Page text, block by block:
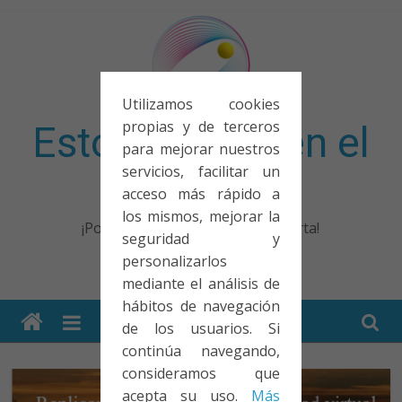
Utilizamos cookies
propias y de terceros
para mejorar nuestros
servicios, facilitar un
acceso más rápido a
los mismos, mejorar la
seguridad y
personalizarlos
mediante el análisis de
hábitos de navegación
de los usuarios. Si
continúa navegando,
consideramos que
acepta su uso. Más
Esto no entra en el
examen
¡Porque no solo el examen importa!